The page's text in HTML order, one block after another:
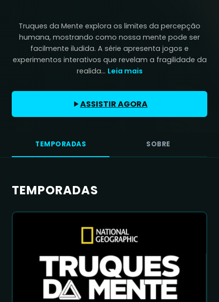
Truques da Mente explora os limites da percepção
humana, mostrando como nossa mente pode ser
facilmente iludida. A série apresenta jogos e
experimentos interativos que revelam a fragilidade da
realida... Leia mais
ASSISTIR AGORA
TEMPORADAS SOBRE
TEMPORADAS